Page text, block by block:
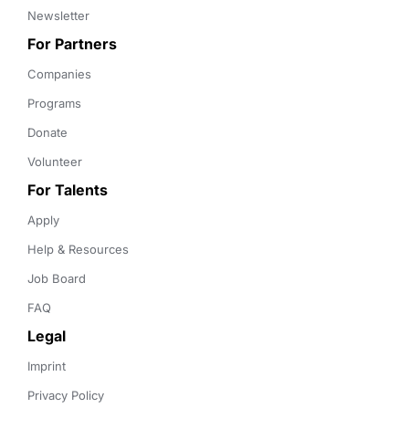
Newsletter
For Partners
Companies
Programs
Donate
Volunteer
For Talents
Apply
Help & Resources
Job Board
FAQ
Legal
Imprint
Privacy Policy